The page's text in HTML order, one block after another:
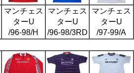
マンチェス
ターU
/96-98/H
マンチェス
ターU
/96-98/3RD
マンチェス
ターU
/97-99/A